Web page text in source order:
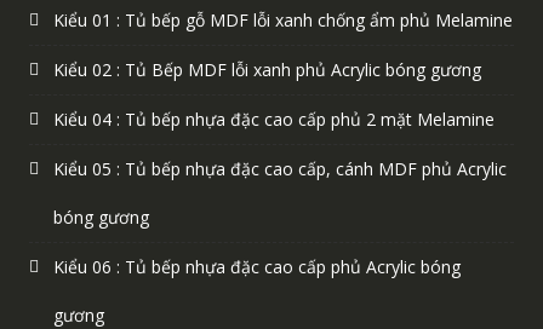
Kiểu 01 : Tủ bếp gỗ MDF lỗi xanh chống ẩm phủ Melamine
Kiểu 02 : Tủ Bếp MDF lỗi xanh phủ Acrylic bóng gương
Kiểu 04 : Tủ bếp nhựa đặc cao cấp phủ 2 mặt Melamine
Kiểu 05 : Tủ bếp nhựa đặc cao cấp, cánh MDF phủ Acrylic
bóng gương
Kiểu 06 : Tủ bếp nhựa đặc cao cấp phủ Acrylic bóng
gương